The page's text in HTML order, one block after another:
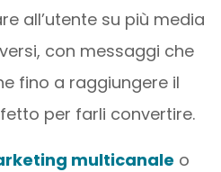
all’utente su più media
con messaggi che
fino a raggiungere il
per farli convertire.
multicanale o